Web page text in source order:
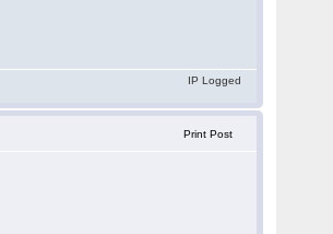
IP Logged
Print Post